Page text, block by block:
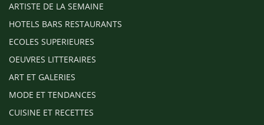
ARTISTE DE LA SEMAINE
HOTELS BARS RESTAURANTS
ECOLES SUPERIEURES
OEUVRES LITTERAIRES
ART ET GALERIES
MODE ET TENDANCES
CUISINE ET RECETTES